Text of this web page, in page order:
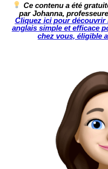
Ce contenu a été
par Johanna,
Cliquez ici pour découvrir
anglais simple et efficace
chez vous, éligible